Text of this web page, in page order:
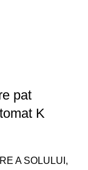
pat
K
A SOLULUI ,